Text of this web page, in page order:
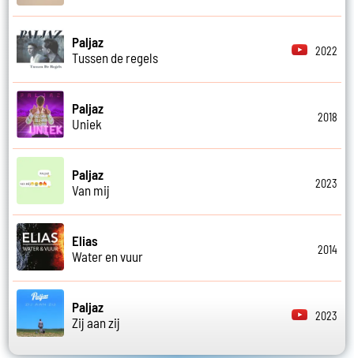
Paljaz
Tussen de regels
2022
Paljaz
Uniek
2018
Paljaz
Van mij
2023
Elias
Water en vuur
2014
Paljaz
Zij aan zij
2023